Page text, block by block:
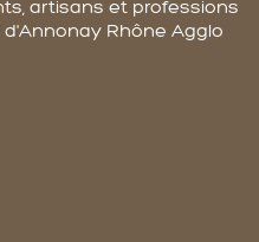
artisans et professions
Rhône Agglo